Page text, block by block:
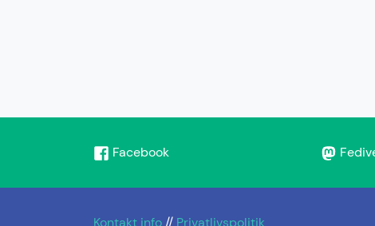
Facebook
Kontakt info // Privatlivspolitik